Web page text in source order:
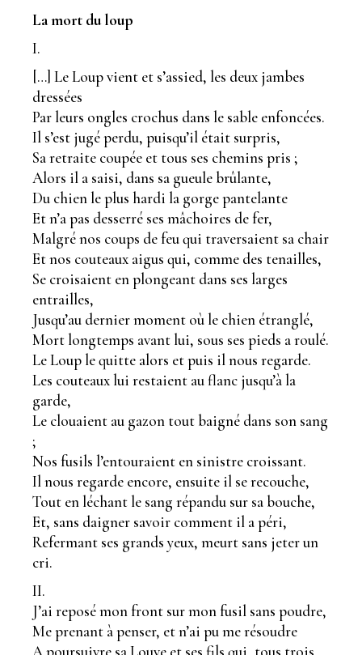
La mort du loup
I.
[…] Le Loup vient et s’assied, les deux jambes
dressées
Par leurs ongles crochus dans le sable enfoncées.
Il s’est jugé perdu, puisqu’il était surpris,
Sa retraite coupée et tous ses chemins pris ;
Alors il a saisi, dans sa gueule brûlante,
Du chien le plus hardi la gorge pantelante
Et n’a pas desserré ses mâchoires de fer,
Malgré nos coups de feu qui traversaient sa chair
Et nos couteaux aigus qui, comme des tenailles,
Se croisaient en plongeant dans ses larges
entrailles,
Jusqu’au dernier moment où le chien étranglé,
Mort longtemps avant lui, sous ses pieds a roulé.
Le Loup le quitte alors et puis il nous regarde.
Les couteaux lui restaient au flanc jusqu’à la
garde,
Le clouaient au gazon tout baigné dans son sang
;
Nos fusils l’entouraient en sinistre croissant.
Il nous regarde encore, ensuite il se recouche,
Tout en léchant le sang répandu sur sa bouche,
Et, sans daigner savoir comment il a péri,
Refermant ses grands yeux, meurt sans jeter un
cri.
II.
J’ai reposé mon front sur mon fusil sans poudre,
Me prenant à penser, et n’ai pu me résoudre